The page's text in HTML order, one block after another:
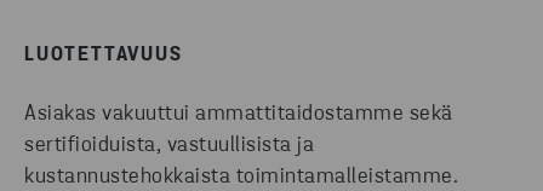
LUOTETTAVUUS
Asiakas vakuuttui ammattitaidostamme sekä
sertifioiduista, vastuullisista ja
kustannustehokkaista toimintamalleistamme.